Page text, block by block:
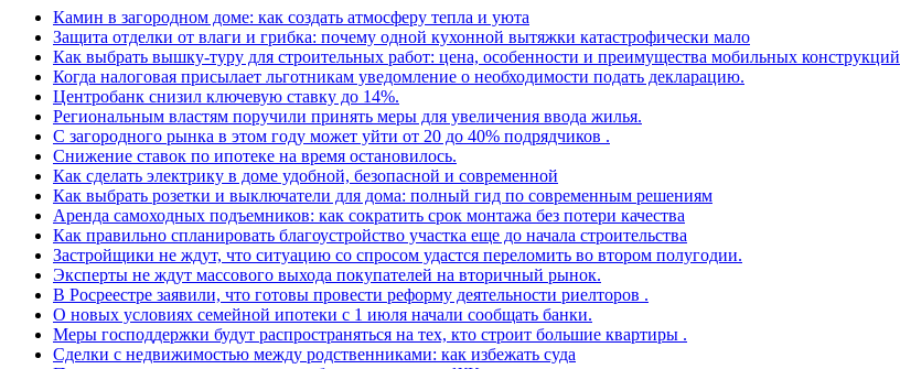
Камин в загородном доме: как создать атмосферу тепла и уюта
Защита отделки от влаги и грибка: почему одной кухонной вытяжки катастрофически мало
Как выбрать вышку-туру для строительных работ: цена, особенности и преимущества мобильных конструкций
Когда налоговая присылает льготникам уведомление о необходимости подать декларацию.
Центробанк снизил ключевую ставку до 14%.
Региональным властям поручили принять меры для увеличения ввода жилья.
С загородного рынка в этом году может уйти от 20 до 40% подрядчиков .
Снижение ставок по ипотеке на время остановилось.
Как сделать электрику в доме удобной, безопасной и современной
Как выбрать розетки и выключатели для дома: полный гид по современным решениям
Аренда самоходных подъемников: как сократить срок монтажа без потери качества
Как правильно спланировать благоустройство участка еще до начала строительства
Застройщики не ждут, что ситуацию со спросом удастся переломить во втором полугодии.
Эксперты не ждут массового выхода покупателей на вторичный рынок.
В Росреестре заявили, что готовы провести реформу деятельности риелторов .
О новых условиях семейной ипотеки с 1 июля начали сообщать банки.
Меры господдержки будут распространяться на тех, кто строит большие квартиры .
Сделки с недвижимостью между родственниками: как избежать суда